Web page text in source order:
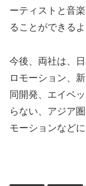
ーティストと音
ることができる
今後、両社は、
ロモーション、
同開発、エイベ
らない、アジア
モーションなど